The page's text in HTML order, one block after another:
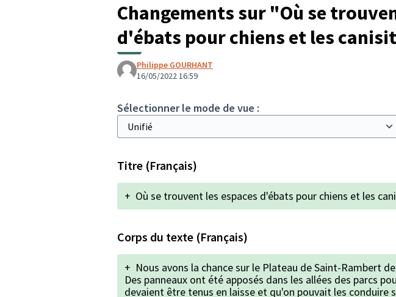
Changements sur "Où se
d'ébats pour chiens et les
Philippe GOURHANT
16/05/2022 16:59
Sélectionner le mode de vue :
Titre (Français)
+ Où se trouvent les espaces d'ébats pour chiens et les
Corps du texte (Français)
+ Nous avons la chance sur le Plateau de Saint-Rambert
Des panneaux ont été apposés dans les allées des parcs
devaient être tenus en laisse et qu'on pouvait les conduire